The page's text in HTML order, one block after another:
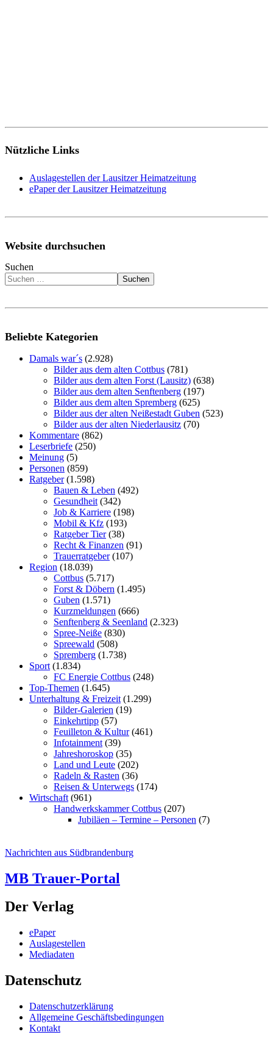
Nützliche Links
Auslagestellen der Lausitzer Heimatzeitung
ePaper der Lausitzer Heimatzeitung
Website durchsuchen
Suchen
Suchen
Beliebte Kategorien
Damals war´s (2.928)
Bilder aus dem alten Cottbus (781)
Bilder aus dem alten Forst (Lausitz) (638)
Bilder aus dem alten Senftenberg (197)
Bilder aus dem alten Spremberg (625)
Bilder aus der alten Neißestadt Guben (523)
Bilder aus der alten Niederlausitz (70)
Kommentare (862)
Leserbriefe (250)
Meinung (5)
Personen (859)
Ratgeber(1.598)
Bauen & Leben (492)
Gesundheit (342)
Job & Karriere (198)
Mobil & Kfz (193)
Ratgeber Tier(38)
Recht & Finanzen (91)
Trauerratgeber(107)
Region (18.039)
Cottbus (5.717)
Forst & Döbern (1.495)
Guben (1.571)
Kurzmeldungen (666)
Senftenberg & Seenland (2.323)
Spree-Neiße (830)
Spreewald (508)
Spremberg (1.738)
Sport (1.834)
FC Energie Cottbus (248)
Top-Themen (1.645)
Unterhaltung & Freizeit (1.299)
Bilder-Galerien (19)
Einkehrtipp (57)
Feuilleton & Kultur(461)
Infotainment (39)
Jahreshoroskop (35)
Land und Leute (202)
Radeln & Rasten (36)
Reisen & Unterwegs (174)
Wirtschaft (961)
Handwerkskammer Cottbus (207)
Jubiläen – Termine – Personen (7)
Nachrichten aus Südbrandenburg
MB Trauer-Portal
Der Verlag
ePaper
Auslagestellen
Mediadaten
Datenschutz
Datenschutzerklärung
Allgemeine Geschäftsbedingungen
Kontakt